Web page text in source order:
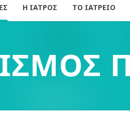
Η ΙΑΤΡΟΣ ΤΟ ΙΑΤΡΕΙΟ